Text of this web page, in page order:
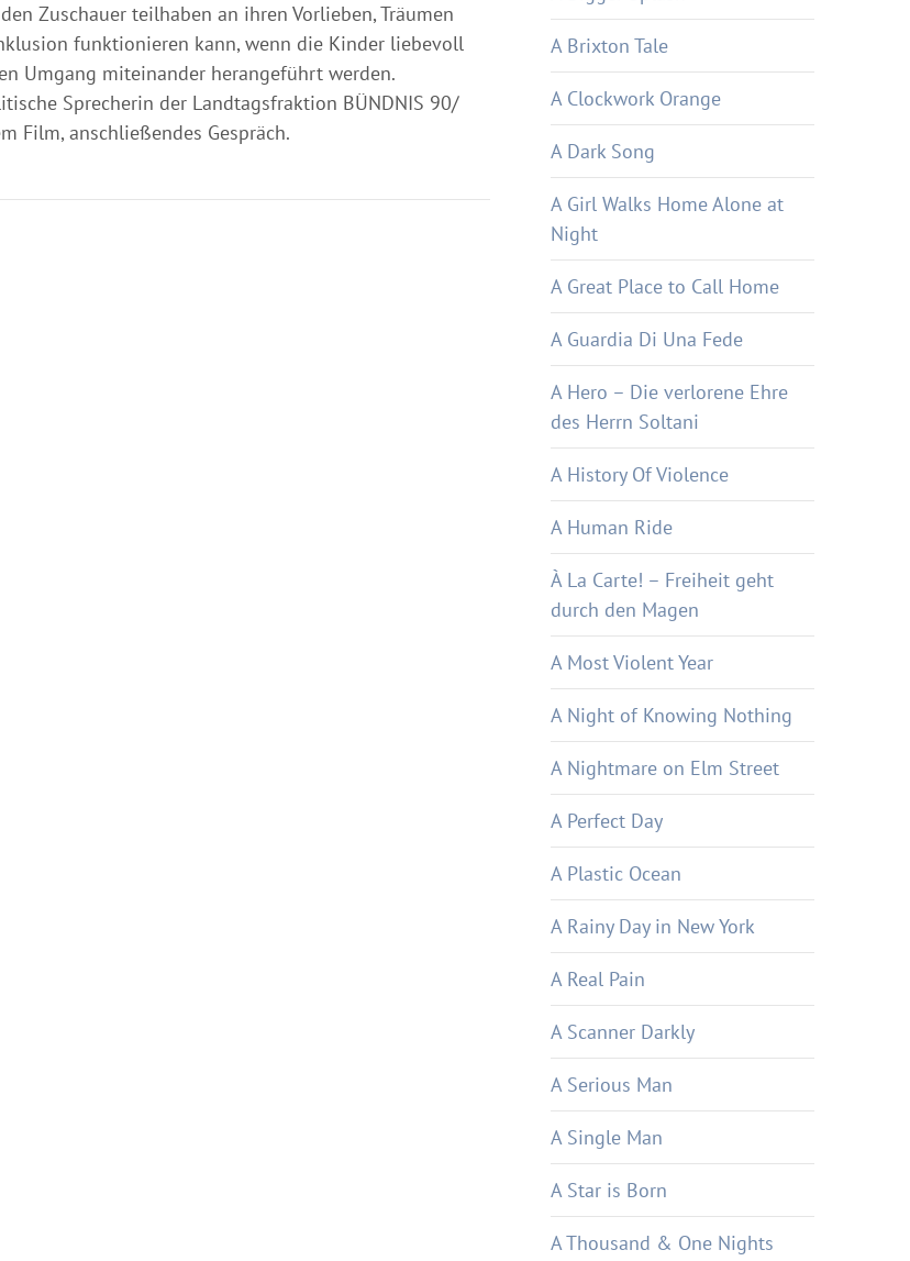
Zuschauer teilhaben an ihren Vorlieben, Träumen
funktionieren kann, wenn die Kinder liebevoll
Umgang miteinander herangeführt werden.
Sprecherin der Landtagsfraktion BÜNDNIS 90/
Film, anschließendes Gespräch.
A Brixton Tale
A Clockwork Orange
A Dark Song
A Girl Walks Home Alone at
Night
A Great Place to Call Home
A Guardia Di Una Fede
A Hero – Die verlorene Ehre
des Herrn Soltani
A History Of Violence
A Human Ride
À La Carte! – Freiheit geht
durch den Magen
A Most Violent Year
A Night of Knowing Nothing
A Nightmare on Elm Street
A Perfect Day
A Plastic Ocean
A Rainy Day in New York
A Real Pain
A Scanner Darkly
A Serious Man
A Single Man
A Star is Born
A Thousand & One Nights